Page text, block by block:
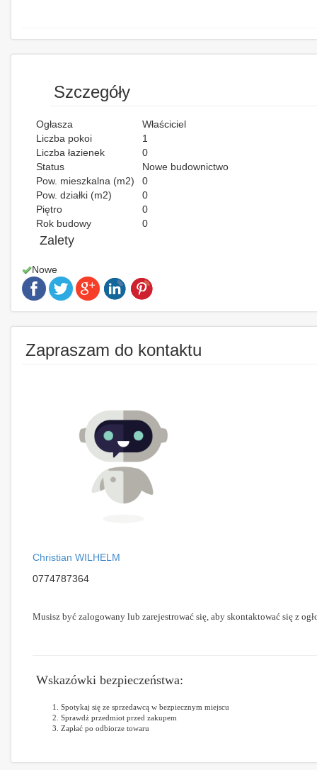
Szczegóły
Ogłasza
Właściciel
Liczba pokoi
1
Liczba łazienek
0
Status
Nowe budownictwo
Pow. mieszkalna (m2)
0
Pow. działki (m2)
0
Piętro
0
Rok budowy
0
Zalety
Nowe
Zapraszam do kontaktu
Christian WILHELM
0774787364
Musisz być zalogowany lub zarejestrować się, aby skontaktować się z
Wskazówki bezpieczeństwa:
Spotykaj się ze sprzedawcą w bezpiecznym miejscu
Sprawdż przedmiot przed zakupem
Zapłać po odbiorze towaru